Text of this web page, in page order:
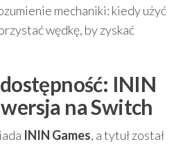
mechaniki: kiedy użyć
wędkę, by zyskać
ININ
na Switch
ININ Games, a tytuł został